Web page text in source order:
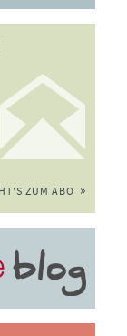
ZUM ABO